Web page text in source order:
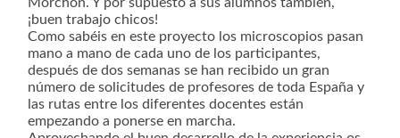
¡buen trabajo chicos!
Como sabéis en este proyecto los microscopios pasan
mano a mano de cada uno de los participantes,
después de dos semanas se han recibido un gran
número de solicitudes de profesores de toda España y
las rutas entre los diferentes docentes están
empezando a ponerse en marcha.